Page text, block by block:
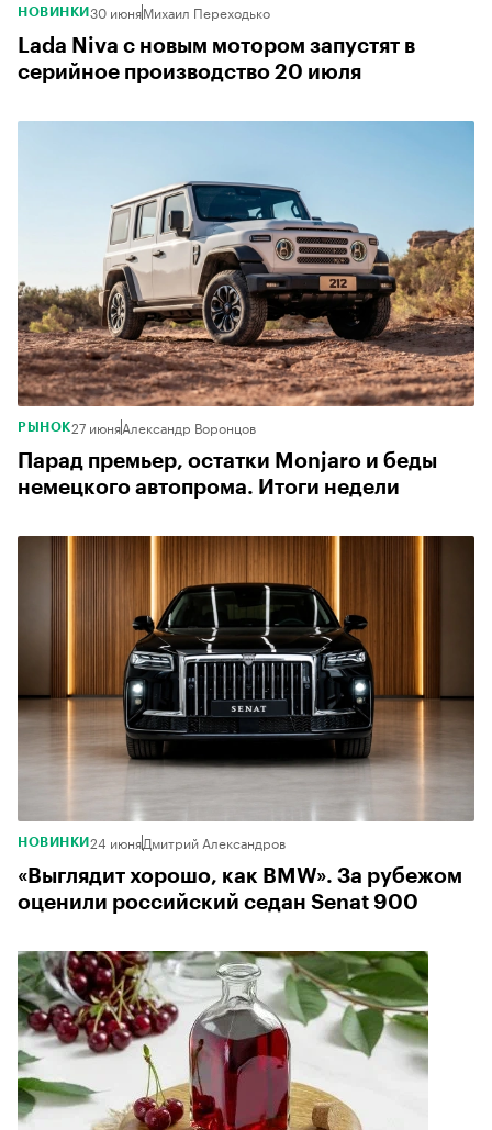
НОВИНКИ 30 июняМихаил Переходько
Lada Niva с новым мотором запустят в
серийное производство 20 июля
РЫНОК27 июняАлександр Воронцов
Парад премьер, остатки Monjaro и беды
немецкого автопрома. Итоги недели
НОВИНКИ 24 июняДмитрий Александров
«Выглядит хорошо, как BMW». За рубежом
оценили российский седан Senat 900